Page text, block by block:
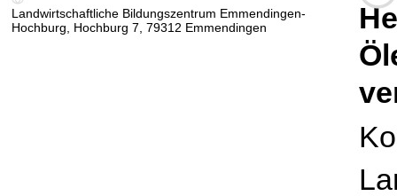
Landwirtschaftliche Bildungszentrum Emmendingen-
Hochburg, Hochburg 7, 79312 Emmendingen